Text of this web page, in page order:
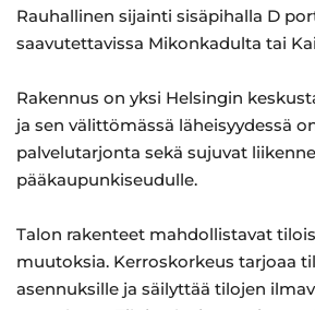
Rauhallinen sijainti sisäpihalla D
saavutettavissa Mikonkadulta tai
Rakennus on yksi Helsingin
ja sen välittömässä läheisyydessä
palvelutarjonta sekä sujuvat
pääkaupunkiseudulle.
Talon rakenteet mahdollistavat
muutoksia. Kerroskorkeus tarjoaa
asennuksille ja säilyttää tilojen